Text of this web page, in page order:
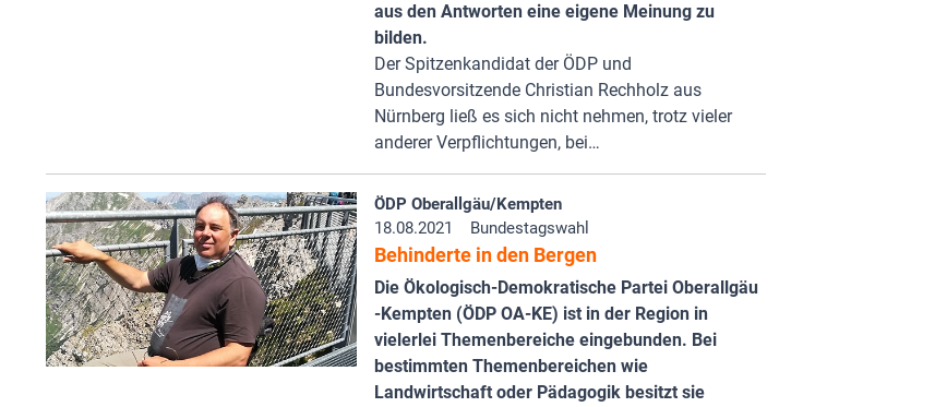
aus den Antworten eine eigene Meinung zu
bilden.
Der Spitzenkandidat der ÖDP und
Bundesvorsitzende Christian Rechholz aus
Nürnberg ließ es sich nicht nehmen, trotz vieler
anderer Verpflichtungen, bei…
ÖDP Oberallgäu/Kempten
18.08.2021
Bundestagswahl
Behinderte in den Bergen
Die Ökologisch-Demokratische Partei Oberallgäu
-Kempten (ÖDP OA-KE) ist in der Region in
vielerlei Themenbereiche eingebunden. Bei
bestimmten Themenbereichen wie
Landwirtschaft oder Pädagogik besitzt sie